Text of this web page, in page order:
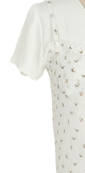
페이코